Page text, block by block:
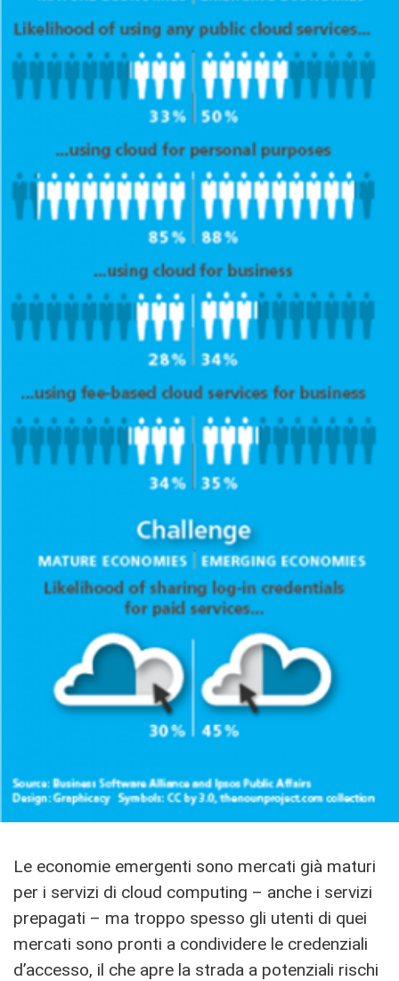
Le economie emergenti sono mercati già maturi
per i servizi di cloud computing – anche i servizi
prepagati – ma troppo spesso gli utenti di quei
mercati sono pronti a condividere le credenziali
d’accesso, il che apre la strada a potenziali rischi